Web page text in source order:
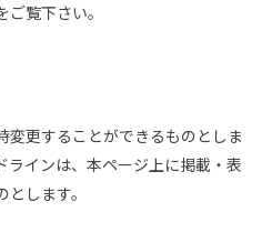
覧下さい。
変更することができるものとしま
ラインは、本ページ上に掲載・表
します。